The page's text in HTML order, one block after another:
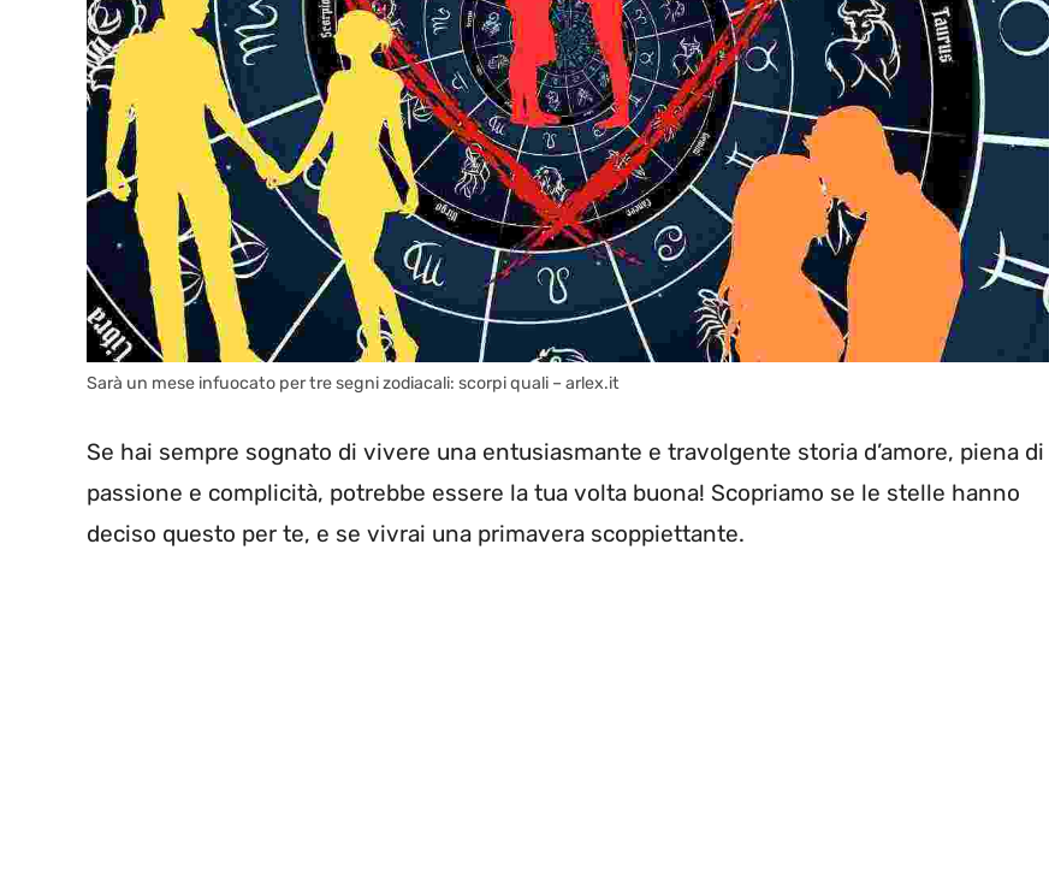
Sarà un mese infuocato per tre segni zodiacali: scorpi quali – arlex.it
Se hai sempre sognato di vivere una entusiasmante e travolgente storia d’amore, piena di
passione e complicità, potrebbe essere la tua volta buona! Scopriamo se le stelle hanno
deciso questo per te, e se vivrai una primavera scoppiettante.